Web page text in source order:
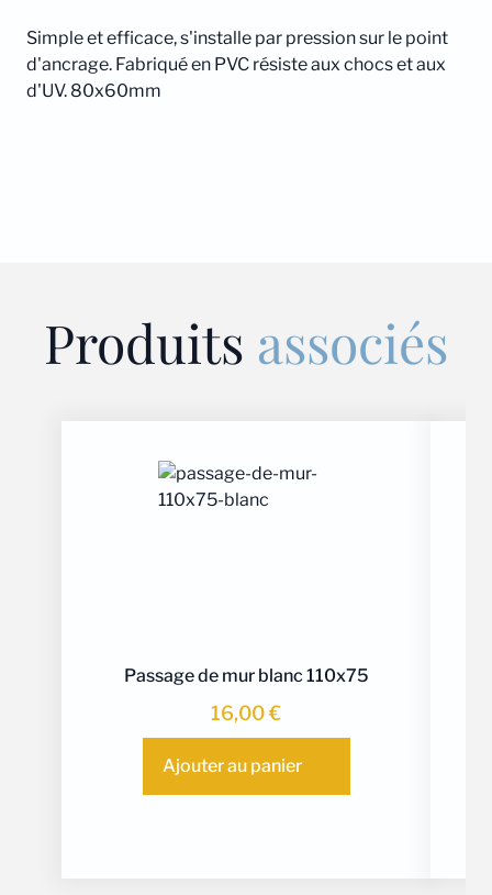
Simple et efficace, s'installe par pression sur le point
d'ancrage. Fabriqué en PVC résiste aux chocs et aux
d'UV. 80x60mm
Produits associés
Passage de mur blanc 110x75
16,00€
Ajouter au panier